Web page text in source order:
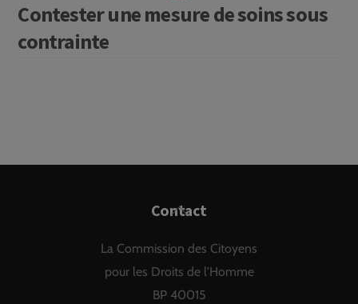
Contester une mesure de soins sous
contrainte
Back
Top
Contact
La Commission des Citoyens
pour les Droits de l'Homme
BP 40015